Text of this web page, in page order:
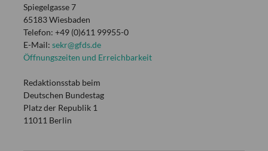
Spiegelgasse 7
65183 Wiesbaden
Telefon: +49 (0)611 99955-0
E-Mail: sekr@gfds.de
Öffnungszeiten und Erreichbarkeit
Redaktionsstab beim
Deutschen Bundestag
Platz der Republik 1
11011 Berlin